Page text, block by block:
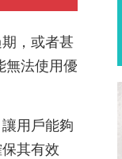
，或者甚
無法使用優
用戶能夠
其有效